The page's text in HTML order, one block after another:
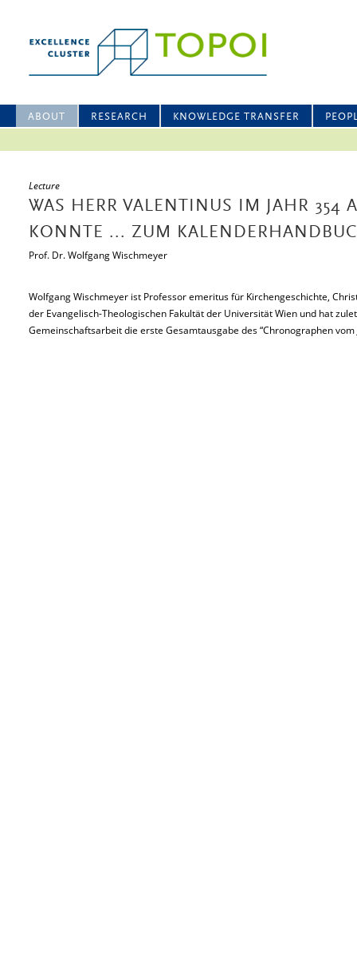
ABOUT RESEARCH KNOWLEDGE TRANSFER
Lecture
WAS HERR VALENTINUS IM JAHR 354
KONNTE ... ZUM
Prof. Dr. Wolfgang Wischmeyer
Wolfgang Wischmeyer ist Professor emeritus für Kirchengeschichte,
der Evangelisch-Theologischen Fakultät der Universität Wien und hat
Gemeinschaftsarbeit die erste Gesamtausgabe des “Chronographen vom